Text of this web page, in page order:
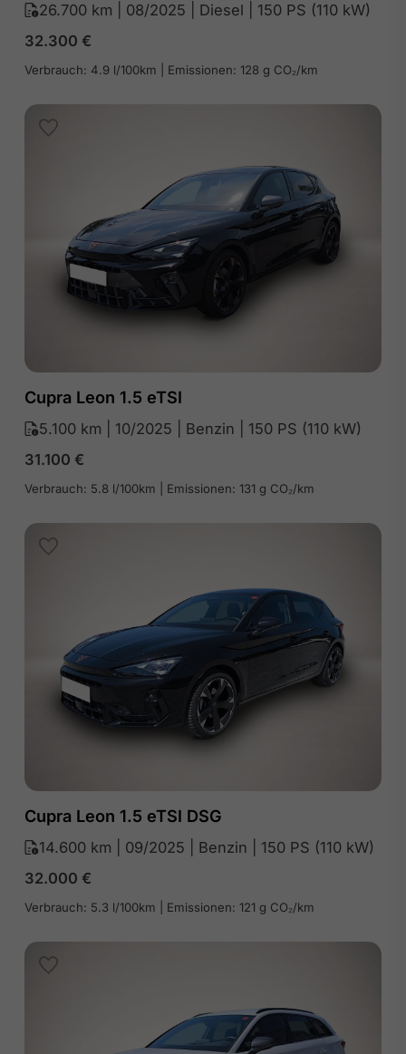
26.700 km | 08/2025 | Diesel | 150 PS (110 kW)
32.300 €
Verbrauch: 4.9 l/100km | Emissionen: 128 g CO₂/km
Cupra Leon 1.5 eTSI
5.100 km | 10/2025 | Benzin | 150 PS (110 kW)
31.100 €
Verbrauch: 5.8 l/100km | Emissionen: 131 g CO₂/km
Cupra Leon 1.5 eTSI DSG
14.600 km | 09/2025 | Benzin | 150 PS (110 kW)
32.000 €
Verbrauch: 5.3 l/100km | Emissionen: 121 g CO₂/km